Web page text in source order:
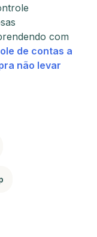
com
de contas a
não levar